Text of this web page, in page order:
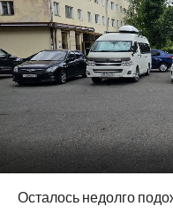
Осталось недолго